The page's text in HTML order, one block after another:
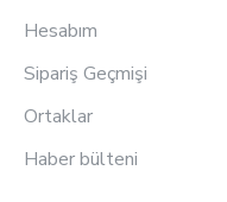
Hesabım
Sipariş Geçmişi
Ortaklar
Haber bülteni